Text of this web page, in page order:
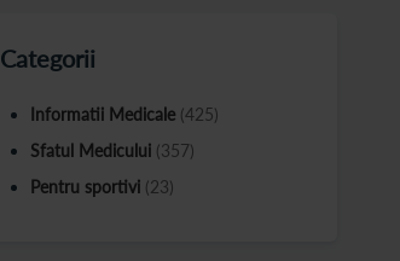
Categorii
Informatii Medicale (425)
Sfatul Medicului (357)
Pentru sportivi (23)